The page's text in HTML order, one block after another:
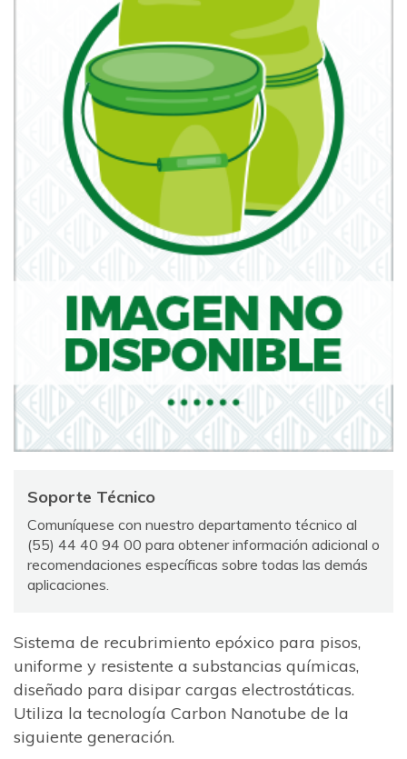
Soporte Técnico
Comuníquese con nuestro departamento técnico al
(55) 44 40 94 00 para obtener información adicional o
recomendaciones específicas sobre todas las demás
aplicaciones.
Sistema de recubrimiento epóxico para pisos,
uniforme y resistente a substancias químicas,
diseñado para disipar cargas electrostáticas.
Utiliza la tecnología Carbon Nanotube de la
siguiente generación.